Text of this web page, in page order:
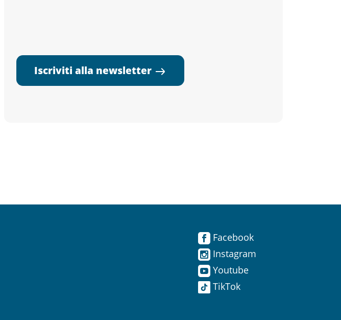
Iscriviti alla newsletter
Facebook
Instagram
Youtube
TikTok